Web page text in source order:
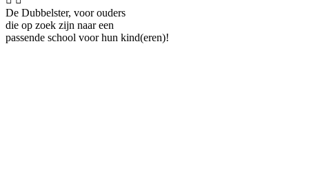
De Dubbelster, voor ouders
die op zoek zijn naar een
passende school voor hun kind(eren)!